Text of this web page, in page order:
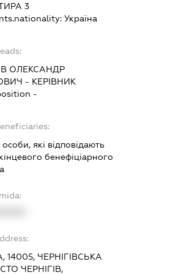
3
Україна
ОЛЕКСАНДР
- КЕРІВНИК
-
особи, які відповідають
бенефіціарного
14005, ЧЕРНІГІВСЬКА
ЧЕРНІГІВ,